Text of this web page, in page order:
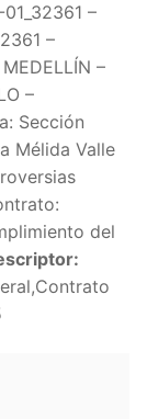
–
–
–
–
Sección
Mélida Valle
del